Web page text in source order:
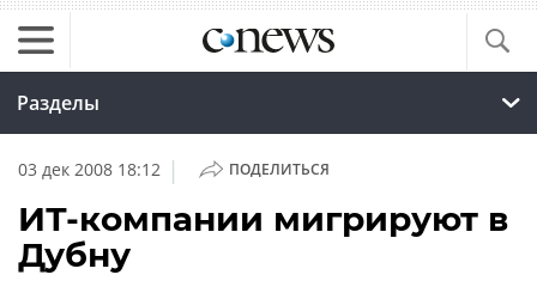
Разделы
03 дек 2008 18:12 | ПОДЕЛИТЬСЯ
ИТ-компании мигрируют в
Дубну